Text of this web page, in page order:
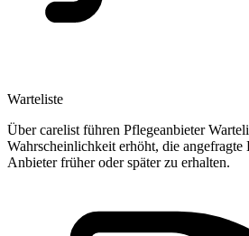
Warteliste
Über carelist führen Pflegeanbieter
Wahrscheinlichkeit erhöht, die angefragte
Anbieter früher oder später zu erhalten.